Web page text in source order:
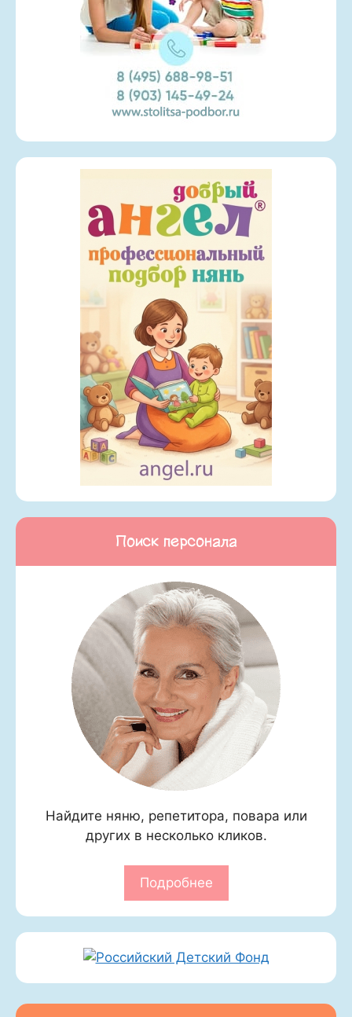
Поиск персонала
Найдите няню, репетитора, повара или
других в несколько кликов.
Подробнее